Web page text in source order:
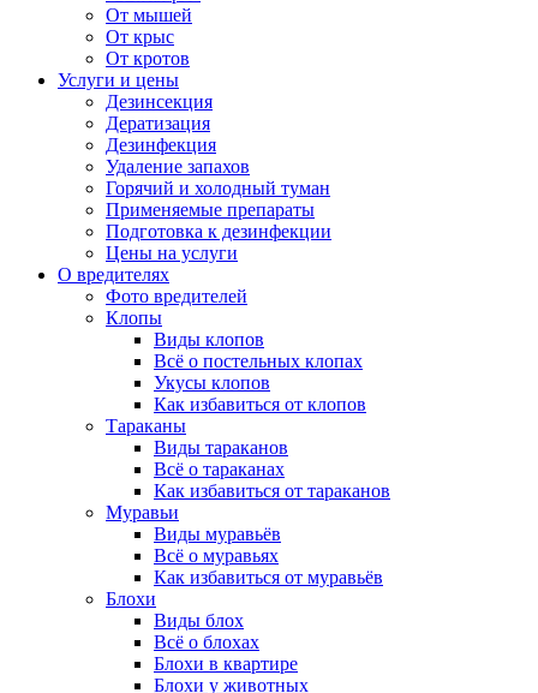
От мышей
От крыс
От кротов
Услуги и цены
Дезинсекция
Дератизация
Дезинфекция
Удаление запахов
Горячий и холодный туман
Применяемые препараты
Подготовка к дезинфекции
Цены на услуги
О вредителях
Фото вредителей
Клопы
Виды клопов
Всё о постельных клопах
Укусы клопов
Как избавиться от клопов
Тараканы
Виды тараканов
Всё о тараканах
Как избавиться от тараканов
Муравьи
Виды муравьёв
Всё о муравьях
Как избавиться от муравьёв
Блохи
Виды блох
Всё о блохах
Блохи в квартире
Блохи у животных